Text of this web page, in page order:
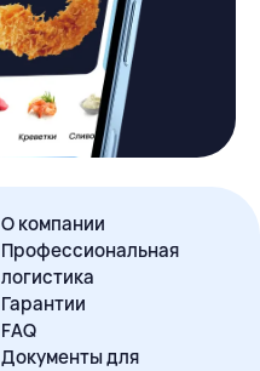
О компании
Профессиональная
логистика
Гарантии
FAQ
Документы для